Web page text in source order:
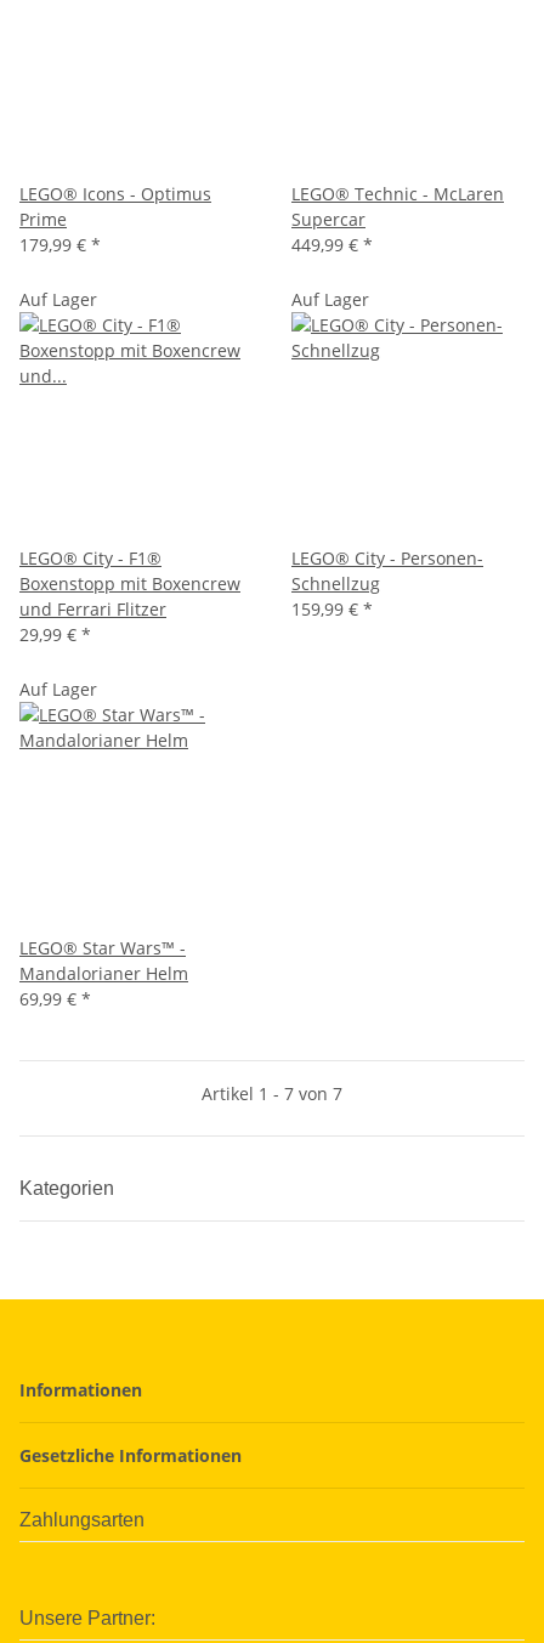
LEGO® Icons - Optimus
Prime
179,99 € *
LEGO® Technic - McLaren
Supercar
449,99 € *
Auf Lager
LEGO® City - F1®
Boxenstopp mit Boxencrew
und Ferrari Flitzer
29,99 € *
Auf Lager
LEGO® City - Personen-
Schnellzug
159,99 € *
Auf Lager
LEGO® Star Wars™ -
Mandalorianer Helm
69,99 € *
Artikel 1 - 7 von 7
Kategorien
Informationen
Gesetzliche Informationen
Zahlungsarten
Unsere Partner: